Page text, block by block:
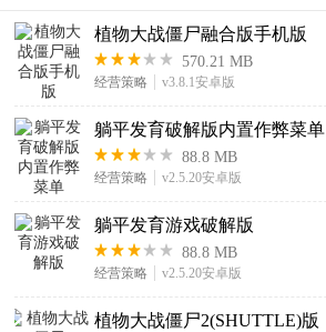
植物大战僵尸融合版手机版
570.21 MB
经营策略 v3.8.1安卓版
躺平发育破解版内置作弊菜单
88.8 MB
经营策略 v2.5.20安卓版
躺平发育游戏破解版
88.8 MB
经营策略 v2.5.20安卓版
植物大战僵尸2(SHUTTLE)版